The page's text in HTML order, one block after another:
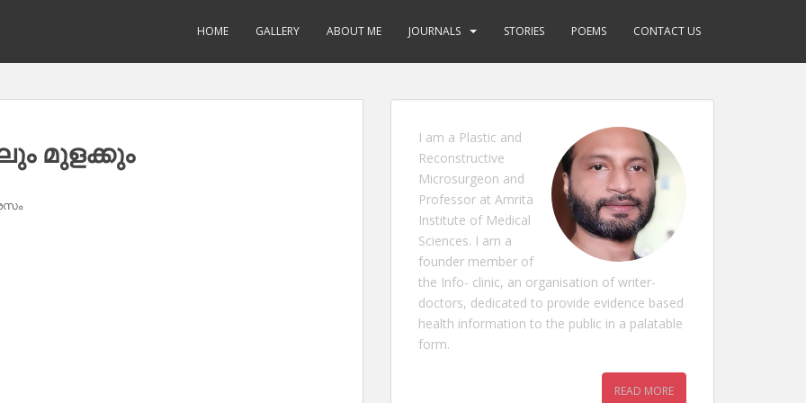
HOME GALLERY ABOUT ME JOURNALS STORIES POEMS CONTACT US
മുളക്കും
I am a Plastic and
Reconstructive
Microsurgeon and
Professor at Amrita
Institute of Medical
Sciences. I am a
founder member of
the Info- clinic, an organisation of writer-
doctors, dedicated to provide evidence based
health information to the public in a palatable
form.
READ MORE